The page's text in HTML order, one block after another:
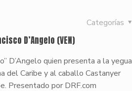
Categorías
D’Angelo (VEN)
D’Angelo quien presenta a la yegua
del Caribe y al caballo Castanyer
Presentado por DRF.com